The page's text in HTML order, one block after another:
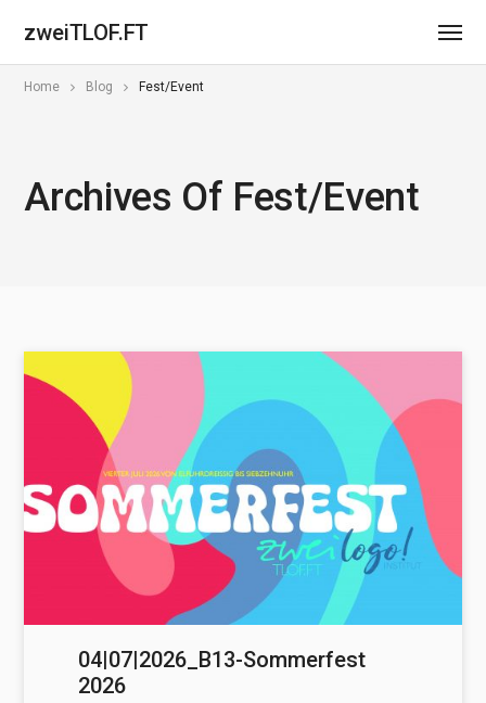
zweiTLOF.FT
Home Blog Fest/Event
Archives Of Fest/Event
04|07|2026_B13-Sommerfest
2026